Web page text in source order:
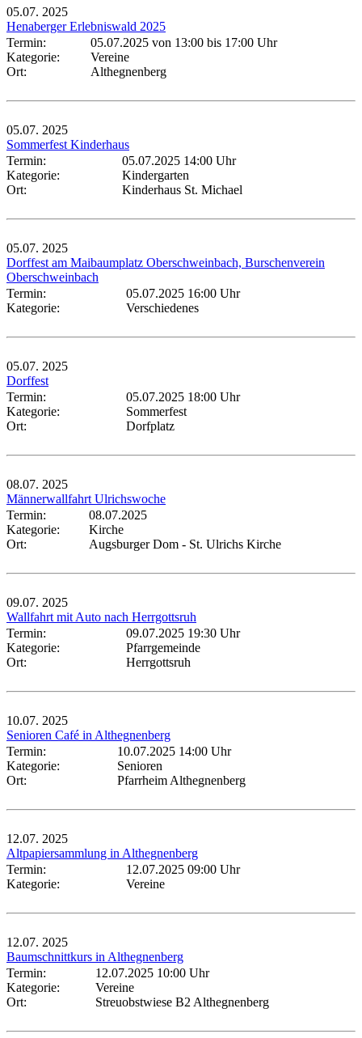
05.07. 2025
Henaberger Erlebniswald 2025
Termin:
05.07.2025 von 13:00 bis 17:00 Uhr
Kategorie:
Vereine
Ort:
Althegnenberg
05.07. 2025
Sommerfest Kinderhaus
Termin:
05.07.2025 14:00 Uhr
Kategorie:
Kindergarten
Ort:
Kinderhaus St. Michael
05.07. 2025
Dorffest am Maibaumplatz Oberschweinbach, Burschenverein
Oberschweinbach
Termin:
05.07.2025 16:00 Uhr
Kategorie:
Verschiedenes
05.07. 2025
Dorffest
Termin:
05.07.2025 18:00 Uhr
Kategorie:
Sommerfest
Ort:
Dorfplatz
08.07. 2025
Männerwallfahrt Ulrichswoche
Termin:
08.07.2025
Kategorie:
Kirche
Ort:
Augsburger Dom - St. Ulrichs Kirche
09.07. 2025
Wallfahrt mit Auto nach Herrgottsruh
Termin:
09.07.2025 19:30 Uhr
Kategorie:
Pfarrgemeinde
Ort:
Herrgottsruh
10.07. 2025
Senioren Café in Althegnenberg
Termin:
10.07.2025 14:00 Uhr
Kategorie:
Senioren
Ort:
Pfarrheim Althegnenberg
12.07. 2025
Altpapiersammlung in Althegnenberg
Termin:
12.07.2025 09:00 Uhr
Kategorie:
Vereine
12.07. 2025
Baumschnittkurs in Althegnenberg
Termin:
12.07.2025 10:00 Uhr
Kategorie:
Vereine
Ort:
Streuobstwiese B2 Althegnenberg